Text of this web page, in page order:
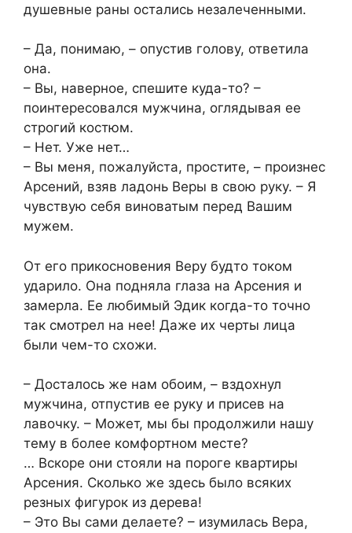
душевные раны остались незалеченными.
– Да, понимаю, – опустив голову, ответила
она.
– Вы, наверное, спешите куда-то? –
поинтересовался мужчина, оглядывая ее
строгий костюм.
– Нет. Уже нет…
– Вы меня, пожалуйста, простите, – произнес
Арсений, взяв ладонь Веры в свою руку. – Я
чувствую себя виноватым перед Вашим
мужем.
От его прикосновения Веру будто током
ударило. Она подняла глаза на Арсения и
замерла. Ее любимый Эдик когда-то точно
так смотрел на нее! Даже их черты лица
были чем-то схожи.
– Досталось же нам обоим, – вздохнул
мужчина, отпустив ее руку и присев на
лавочку. – Может, мы бы продолжили нашу
тему в более комфортном месте?
… Вскоре они стояли на пороге квартиры
Арсения. Сколько же здесь было всяких
резных фигурок из дерева!
– Это Вы сами делаете? – изумилась Вера,